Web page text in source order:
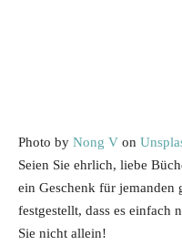
Photo by Nong V on
Seien Sie ehrlich, liebe
ein Geschenk für jemanden
festgestellt, dass es einfach
Sie nicht allein!